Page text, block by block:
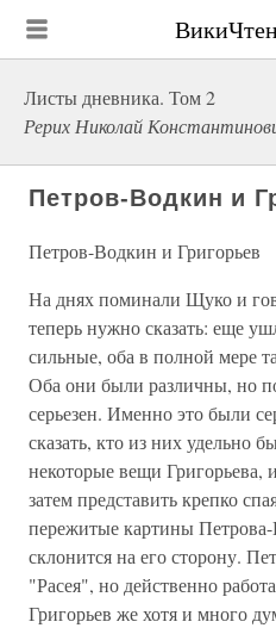
Листы дневника. Том 2
Рерих Николай
Петров-Водкин и
Петров-Водкин и Григорьев
На днях поминали Щуко и
теперь нужно сказать: еще
сильные, оба в полной мере
Оба они были различны, но
серьезен. Именно это были
сказать, кто из них удельно
некоторые вещи Григорьева,
затем представить крепко
пережитые картины
склонится на его сторону.
"Расея", но действенно
Григорьев же хотя и много